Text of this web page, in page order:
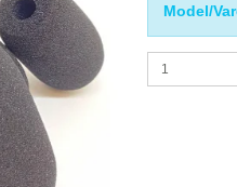
Model/